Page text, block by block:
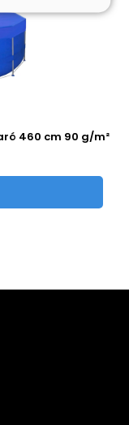
460 cm 90 g/m²